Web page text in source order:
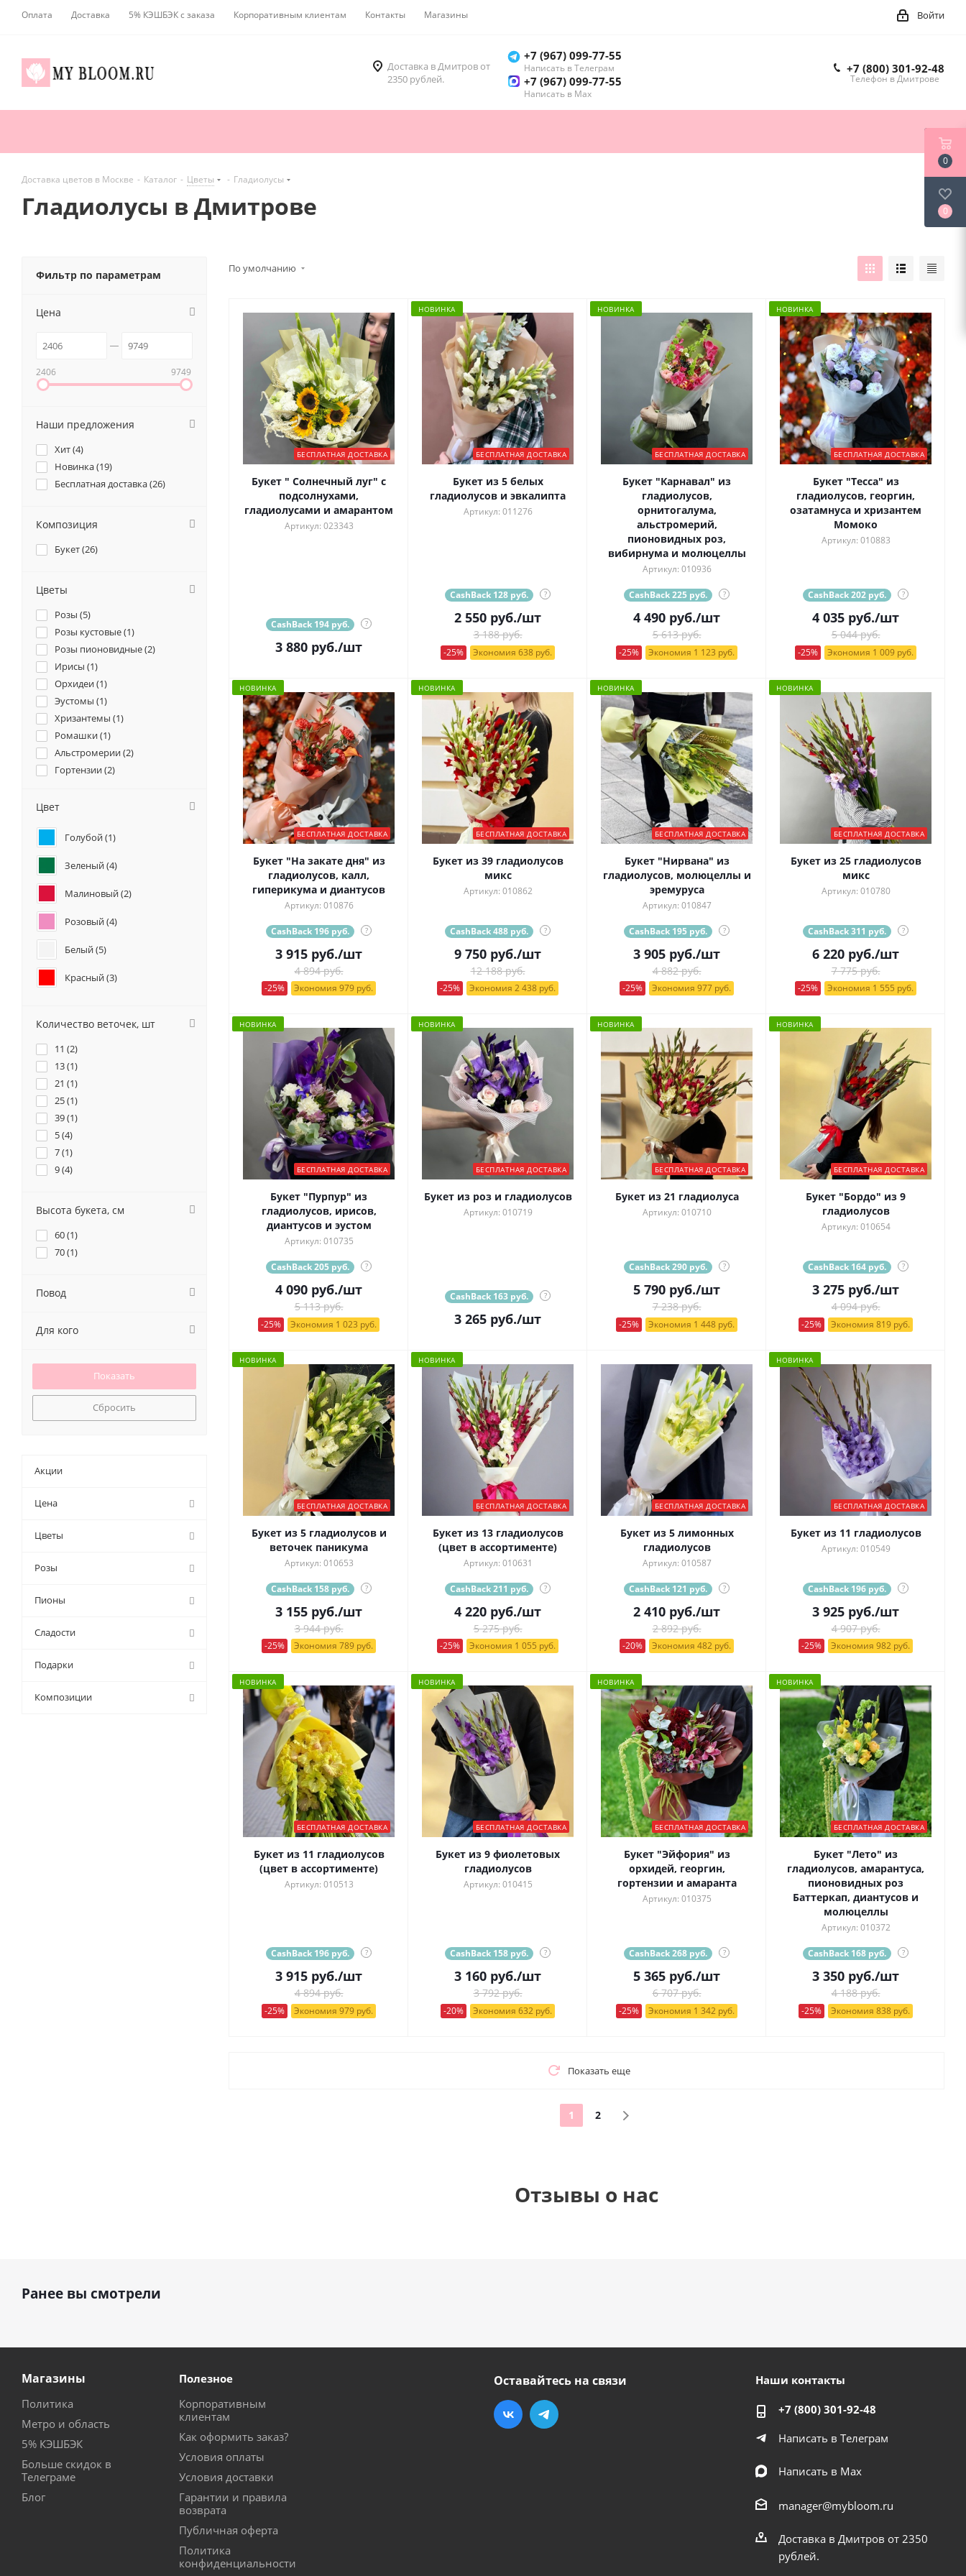
Оплата Доставка 5% КЭШБЭК с заказа Корпоративным клиентам Контакты Магазины Войти
Доставка в Дмитров от
2350 рублей.
+7 (967) 099-77-55
Написать в Телеграм
+7 (967) 099-77-55
Написать в Мах
+7 (800) 301-92-48
Телефон в Дмитрове
Доставка цветов в Москве - Каталог - Цветы - Гладиолусы
Гладиолусы в Дмитрове
По умолчанию
БЕСПЛАТНАЯ ДОСТАВКА
Букет " Солнечный луг" с
подсолнухами,
гладиолусами и амарантом
Артикул: 023343
CashBack 194 руб. ?
3 880 руб./шт
НОВИНКА
БЕСПЛАТНАЯ ДОСТАВКА
Букет из 5 белых
гладиолусов и эвкалипта
Артикул: 011276
CashBack 128 руб. ?
2 550 руб./шт
3 188 руб.
-25% Экономия 638 руб.
НОВИНКА
БЕСПЛАТНАЯ ДОСТАВКА
Букет "Карнавал" из
гладиолусов,
орнитогалума,
альстромерий,
пионовидных роз,
вибирнума и молюцеллы
Артикул: 010936
CashBack 225 руб. ?
4 490 руб./шт
5 613 руб.
-25% Экономия 1 123 руб.
НОВИНКА
БЕСПЛАТНАЯ ДОСТАВКА
Букет "Тесса" из
гладиолусов, георгин,
озатамнуса и хризантем
Момоко
Артикул: 010883
CashBack 202 руб. ?
4 035 руб./шт
5 044 руб.
-25% Экономия 1 009 руб.
НОВИНКА
БЕСПЛАТНАЯ ДОСТАВКА
Букет "На закате дня" из
гладиолусов, калл,
гиперикума и диантусов
Артикул: 010876
CashBack 196 руб. ?
3 915 руб./шт
4 894 руб.
-25% Экономия 979 руб.
НОВИНКА
БЕСПЛАТНАЯ ДОСТАВКА
Букет из 39 гладиолусов
микс
Артикул: 010862
CashBack 488 руб. ?
9 750 руб./шт
12 188 руб.
-25% Экономия 2 438 руб.
НОВИНКА
БЕСПЛАТНАЯ ДОСТАВКА
Букет "Нирвана" из
гладиолусов, молюцеллы и
эремуруса
Артикул: 010847
CashBack 195 руб. ?
3 905 руб./шт
4 882 руб.
-25% Экономия 977 руб.
НОВИНКА
БЕСПЛАТНАЯ ДОСТАВКА
Букет из 25 гладиолусов
микс
Артикул: 010780
CashBack 311 руб. ?
6 220 руб./шт
7 775 руб.
-25% Экономия 1 555 руб.
НОВИНКА
БЕСПЛАТНАЯ ДОСТАВКА
Букет "Пурпур" из
гладиолусов, ирисов,
диантусов и эустом
Артикул: 010735
CashBack 205 руб. ?
4 090 руб./шт
5 113 руб.
-25% Экономия 1 023 руб.
НОВИНКА
БЕСПЛАТНАЯ ДОСТАВКА
Букет из роз и гладиолусов
Артикул: 010719
CashBack 163 руб. ?
3 265 руб./шт
НОВИНКА
БЕСПЛАТНАЯ ДОСТАВКА
Букет из 21 гладиолуса
Артикул: 010710
CashBack 290 руб. ?
5 790 руб./шт
7 238 руб.
-25% Экономия 1 448 руб.
НОВИНКА
БЕСПЛАТНАЯ ДОСТАВКА
Букет "Бордо" из 9
гладиолусов
Артикул: 010654
CashBack 164 руб. ?
3 275 руб./шт
4 094 руб.
-25% Экономия 819 руб.
НОВИНКА
БЕСПЛАТНАЯ ДОСТАВКА
Букет из 5 гладиолусов и
веточек паникума
Артикул: 010653
CashBack 158 руб. ?
3 155 руб./шт
3 944 руб.
-25% Экономия 789 руб.
НОВИНКА
БЕСПЛАТНАЯ ДОСТАВКА
Букет из 13 гладиолусов
(цвет в ассортименте)
Артикул: 010631
CashBack 211 руб. ?
4 220 руб./шт
5 275 руб.
-25% Экономия 1 055 руб.
БЕСПЛАТНАЯ ДОСТАВКА
Букет из 5 лимонных
гладиолусов
Артикул: 010587
CashBack 121 руб. ?
2 410 руб./шт
2 892 руб.
-20% Экономия 482 руб.
НОВИНКА
БЕСПЛАТНАЯ ДОСТАВКА
Букет из 11 гладиолусов
Артикул: 010549
CashBack 196 руб. ?
3 925 руб./шт
4 907 руб.
-25% Экономия 982 руб.
НОВИНКА
БЕСПЛАТНАЯ ДОСТАВКА
Букет из 11 гладиолусов
(цвет в ассортименте)
Артикул: 010513
CashBack 196 руб. ?
3 915 руб./шт
4 894 руб.
-25% Экономия 979 руб.
НОВИНКА
БЕСПЛАТНАЯ ДОСТАВКА
Букет из 9 фиолетовых
гладиолусов
Артикул: 010415
CashBack 158 руб. ?
3 160 руб./шт
3 792 руб.
-20% Экономия 632 руб.
НОВИНКА
БЕСПЛАТНАЯ ДОСТАВКА
Букет "Эйфория" из
орхидей, георгин,
гортензии и амаранта
Артикул: 010375
CashBack 268 руб. ?
5 365 руб./шт
6 707 руб.
-25% Экономия 1 342 руб.
НОВИНКА
БЕСПЛАТНАЯ ДОСТАВКА
Букет "Лето" из
гладиолусов, амарантуса,
пионовидных роз
Баттеркап, диантусов и
молюцеллы
Артикул: 010372
CashBack 168 руб. ?
3 350 руб./шт
4 188 руб.
-25% Экономия 838 руб.
Показать еще
1 2
Отзывы о нас
Фильтр по параметрам
Цена
2406 9749
Наши предложения
Хит (4)
Новинка (19)
Бесплатная доставка (26)
Композиция
Букет (26)
Цветы
Розы (5)
Розы кустовые (1)
Розы пионовидные (2)
Ирисы (1)
Орхидеи (1)
Эустомы (1)
Хризантемы (1)
Ромашки (1)
Альстромерии (2)
Гортензии (2)
Гвоздики (
Гладиолус (23
Каллы (
Цвет
Голубой (1)
Зеленый (4)
Малиновый (2)
Розовый (4)
Белый (5)
Красный (3)
Коралловый (
Оранжевый (
Фиолетовый (
Количество веточек, шт
11 (2)
13 (1)
21 (1)
25 (1)
39 (1)
5 (4)
7 (1)
9 (4)
Высота букета, см
60 (1)
70 (1)
Повод
Для кого
Сбросить
Акции
Цена
Цветы
Розы
Пионы
Сладости
Подарки
Композиции
Ранее вы смотрели
Магазины
Политика
Метро и область
5% КЭШБЭК
Больше скидок в
Телеграме
Блог
Полезное
Корпоративным
клиентам
Как оформить заказ?
Условия оплаты
Условия доставки
Гарантии и правила
возврата
Публичная оферта
Политика
конфиденциальности
Оставайтесь на связи Наши контакты
+7 (800) 301-92-48
Написать в Телеграм
Написать в Мах
manager@mybloom.ru
Доставка в Дмитров от 2350
рублей.
0
0